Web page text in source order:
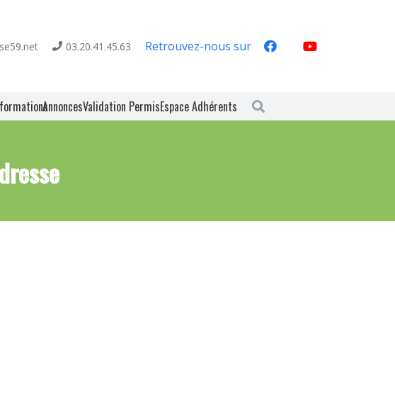
03.20.41.45.63 Retrouvez-nous sur
AnnoncesValidation PermisEspace Adhérents